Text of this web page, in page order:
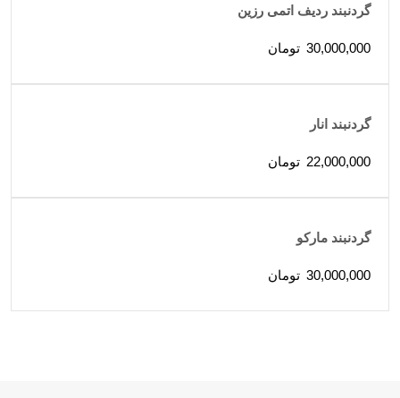
گردنبند ردیف اتمی رزین
30,000,000 تومان
گردنبند انار
22,000,000 تومان
گردنبند مارکو
30,000,000 تومان